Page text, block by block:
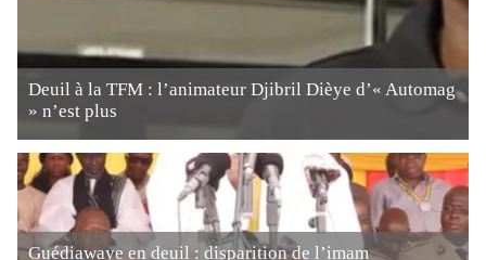
Deuil à la TFM : l’animateur Djibril Dièye d’« Automag
» n’est plus
Guédiawaye en deuil : disparition de l’imam